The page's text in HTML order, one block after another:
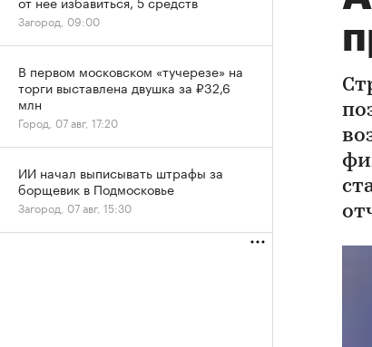
Загород, 09:00
В первом московском «тучерезе» на
торги выставлена двушка за ₽32,6
млн
Город, 07 авг, 17:20
ИИ начал выписывать штрафы за
борщевик в Подмосковье
Загород, 07 авг, 15:30